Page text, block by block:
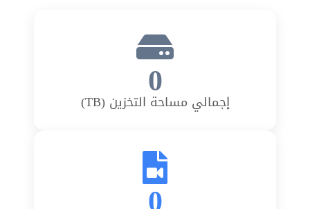
0
إجمالي مساحة التخزين (TB)